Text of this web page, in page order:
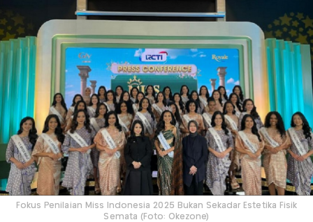
Fokus Penilaian Miss Indonesia 2025 Bukan Sekadar Estetika Fisik
Semata (Foto: Okezone)